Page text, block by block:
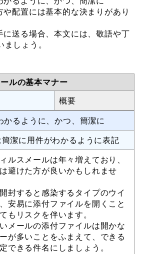
配置には基本的な決まりがあり
送る場合、本文には、敬語や丁
ましょう。
ルの基本マナー
概要
るように、かつ、簡潔に
簡潔に用件がわかるように表記
ルスメールは年々増えており、
避けた方が良いかもしれませ
封すると感染するタイプのウイ
安易に添付ファイルを開くこと
もリスクを伴います。
メールの添付ファイルは開かな
が多いことをふまえて、できる
できる件名にしましょう。